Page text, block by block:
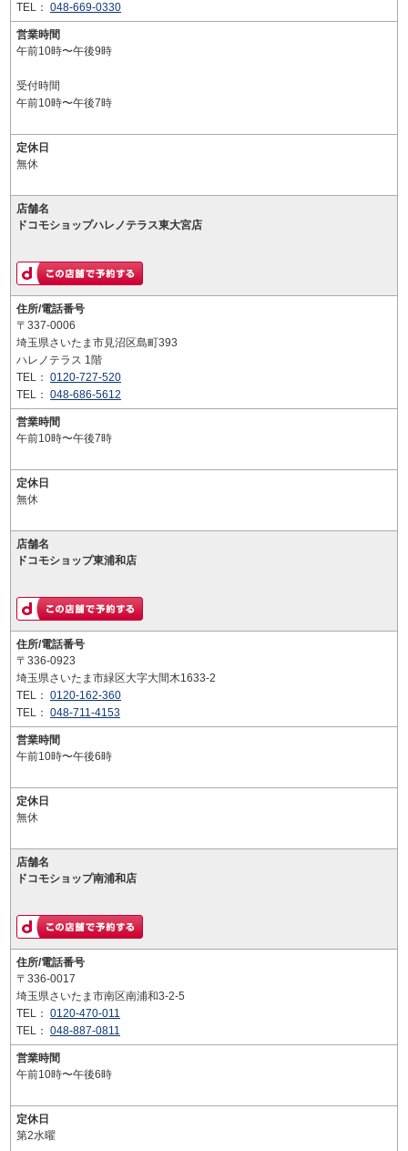
TEL： 048-669-0330
営業時間
午前10時〜午後9時
受付時間
午前10時〜午後7時
定休日
無休
店舗名
ドコモショップハレノテラス東大宮店
住所/電話番号
〒337-0006
埼玉県さいたま市見沼区島町393
ハレノテラス 1階
TEL： 0120-727-520
TEL： 048-686-5612
営業時間
午前10時〜午後7時
定休日
無休
店舗名
ドコモショップ東浦和店
住所/電話番号
〒336-0923
埼玉県さいたま市緑区大字大間木1633-2
TEL： 0120-162-360
TEL： 048-711-4153
営業時間
午前10時〜午後6時
定休日
無休
店舗名
ドコモショップ南浦和店
住所/電話番号
〒336-0017
埼玉県さいたま市南区南浦和3-2-5
TEL： 0120-470-011
TEL： 048-887-0811
営業時間
午前10時〜午後6時
定休日
第2水曜